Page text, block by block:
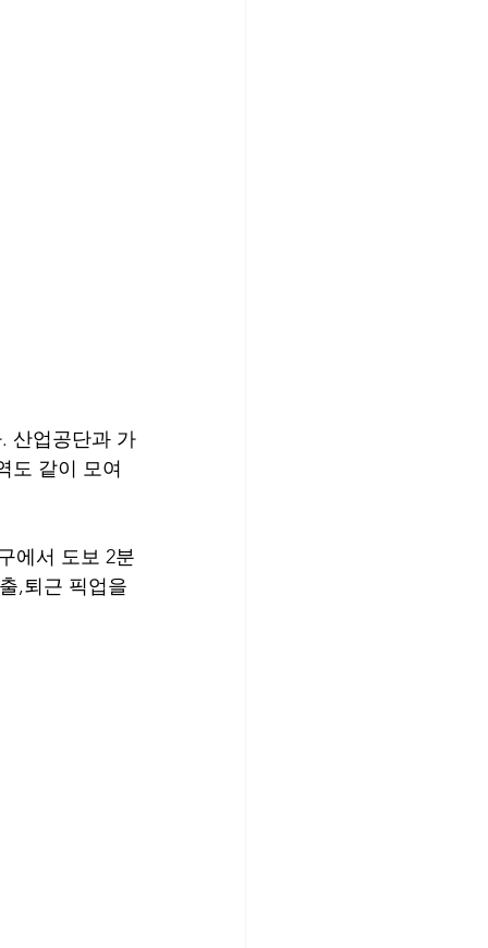
산업공단과 가
도 같이 모여
에서 도보 2분
,퇴근 픽업을